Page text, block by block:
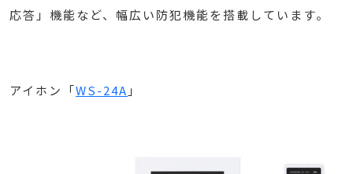
応答」機能など、幅広い防犯機能を搭載しています。
アイホン「WS-24A 」